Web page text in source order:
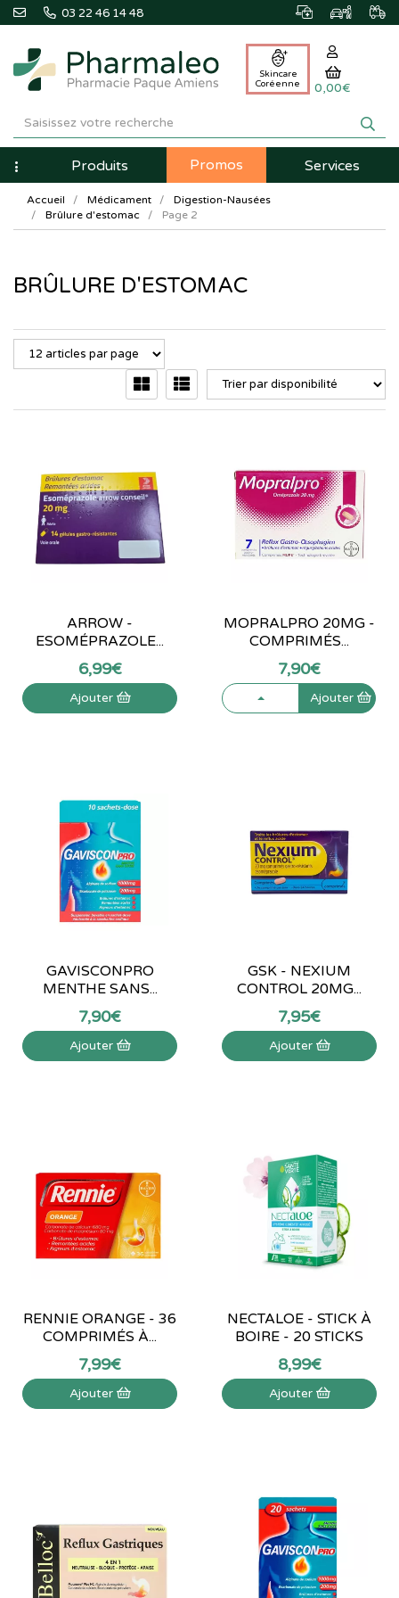
03 22 46 14 48
Pharmaleo
Pharmacie
Paque
Amiens
Skincare
Coréenne
0,00€
NavigationProduits Promos Services
Accueil Médicament
Digestion-Nausées
Brûlure d'estomac
Page 2
BRÛLURE D'ESTOMAC
ARROW -
ESOMÉPRAZOLE...
6,99€
Ajouter
MOPRALPRO 20MG -
COMPRIMÉS...
7,90€
Ajouter
GAVISCONPRO
MENTHE SANS...
7,90€
Ajouter
GSK - NEXIUM
CONTROL 20MG...
7,95€
Ajouter
RENNIE ORANGE - 36
COMPRIMÉS À...
7,99€
Ajouter
NECTALOE - STICK À
BOIRE - 20 STICKS
8,99€
Ajouter